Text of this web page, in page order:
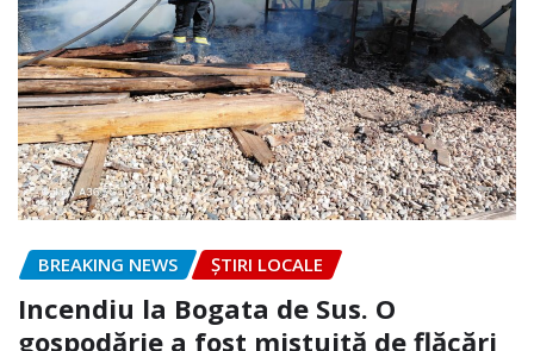
BREAKING NEWS ȘTIRI LOCALE
Incendiu la Bogata de Sus. O
gospodărie a fost mistuită de flăcări